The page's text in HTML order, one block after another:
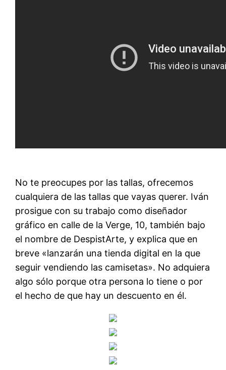
No te preocupes por las tallas, ofrecemos
cualquiera de las tallas que vayas querer. Iván
prosigue con su trabajo como diseñador
gráfico en calle de la Verge, 10, también bajo
el nombre de DespistArte, y explica que en
breve «lanzarán una tienda digital en la que
seguir vendiendo las camisetas». No adquiera
algo sólo porque otra persona lo tiene o por
el hecho de que hay un descuento en él.